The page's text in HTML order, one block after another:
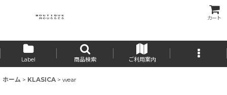
カート
Label 商品検索 ご利用案内
ホーム > KLASICA > wear